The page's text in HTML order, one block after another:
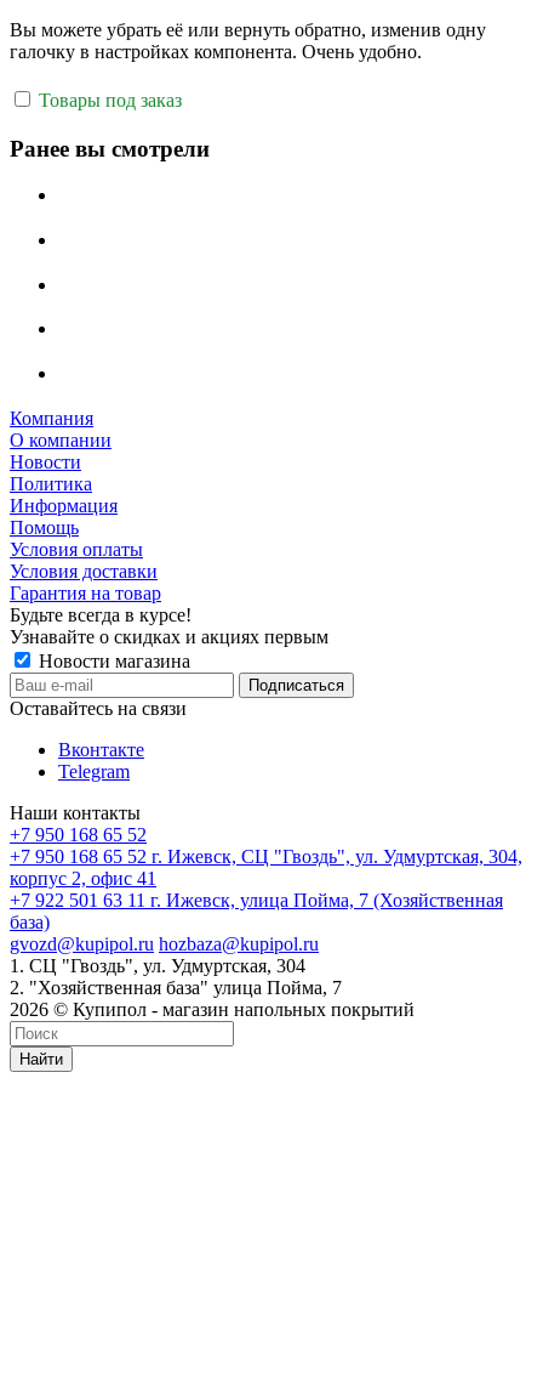
Вы можете убрать её или вернуть обратно, изменив одну
галочку в настройках компонента. Очень удобно.
Товары под заказ
Ранее вы смотрели
Компания
О компании
Новости
Политика
Информация
Помощь
Условия оплаты
Условия доставки
Гарантия на товар
Будьте всегда в курсе!
Узнавайте о скидках и акциях первым
Новости магазина
Оставайтесь на связи
Вконтакте
Telegram
Наши контакты
+7 950 168 65 52
+7 950 168 65 52 г. Ижевск, СЦ "Гвоздь", ул. Удмуртская, 304,
корпус 2, офис 41
+7 922 501 63 11 г. Ижевск, улица Пойма, 7 (Хозяйственная
база)
gvozd@kupipol.ru hozbaza@kupipol.ru
1. СЦ "Гвоздь", ул. Удмуртская, 304
2. "Хозяйственная база" улица Пойма, 7
2026 © Купипол - магазин напольных покрытий
Найти